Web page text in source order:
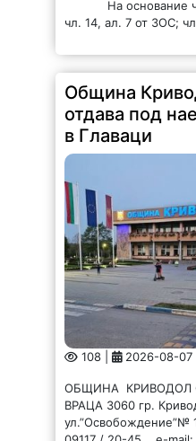
Община
отдава под
в Главаци
2026-08-07
ОБЩИНА КРИВОДОЛ
ул.”Освобождение”№
09117 / 20-45, e-mail:
krivodol@mbox.is-